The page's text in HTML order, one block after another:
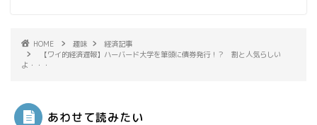
HOME 趣味
経済記事
【ワイ的経済遅報】ハーバード大学を筆頭に債券発行！？ 割と人気らしい
よ・・・
あわせて読みたい